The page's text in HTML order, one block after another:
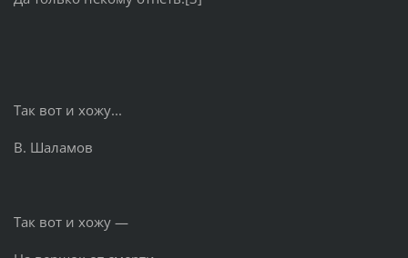
Так вот и хожу...
В. Шаламов
Так вот и хожу —